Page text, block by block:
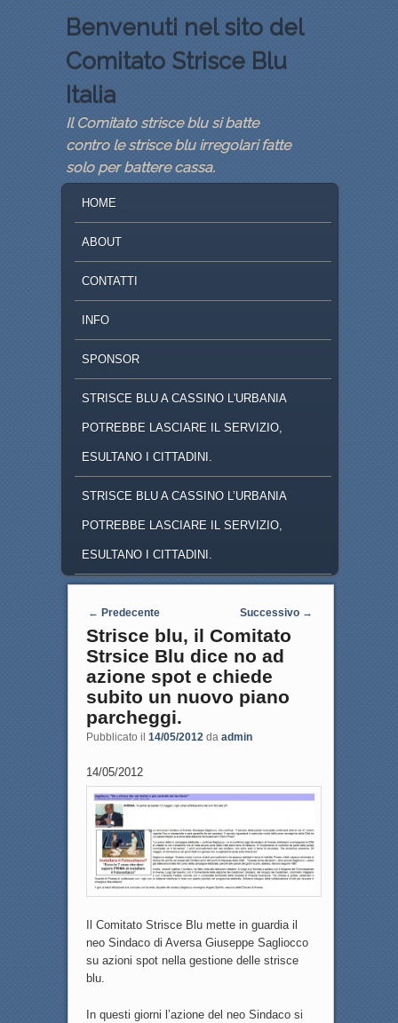
Benvenuti nel sito del
Comitato Strisce Blu
Italia
Il Comitato strisce blu si batte
contro le strisce blu irregolari fatte
solo per battere cassa.
VAI AL CONTENUTO PRINCIPALE
VAI AL CONTENUTO SECONDARIO
HOME
ABOUT
CONTATTI
INFO
SPONSOR
STRISCE BLU A CASSINO L'URBANIA
POTREBBE LASCIARE IL SERVIZIO,
ESULTANO I CITTADINI.
STRISCE BLU A CASSINO L’URBANIA
POTREBBE LASCIARE IL SERVIZIO,
ESULTANO I CITTADINI.
Navigazione articoli
← Predecente Successivo →
Strisce blu, il Comitato
Strsice Blu dice no ad
azione spot e chiede
subito un nuovo piano
parcheggi.
Pubblicato il 14/05/2012 da admin
14/05/2012
Il Comitato Strisce Blu mette in guardia il
neo Sindaco di Aversa Giuseppe Sagliocco
su azioni spot nella gestione delle strisce
blu.
In questi giorni l’azione del neo Sindaco si